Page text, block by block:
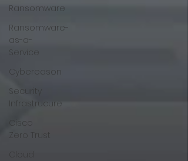
Ransomware
Ransomware-
as-a-
Service
Cybereason
Security
Infrastrucure
Cisco
Zero Trust
Cloud